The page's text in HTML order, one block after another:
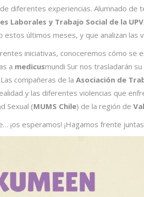
diferentes experiencias. Alumnado de
Laborales y Trabajo Social de la
estos últimos meses, y que analizan
iniciativas, conoceremos cómo se
a medicusmundi Sur nos trasladarán
compañeras de la Asociación de
y las diferentes violencias que
Sexual (MUMS Chile) de la región de
¡os esperamos! ¡Hagamos frente